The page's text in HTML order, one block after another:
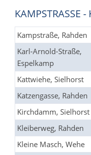
KAMPSTRASSE -
Kampstraße, Rahden
Karl-Arnold-Straße,
Espelkamp
Kattwiehe, Sielhorst
Katzengasse, Rahden
Kirchdamm, Sielhorst
Kleiberweg, Rahden
Kleine Masch, Wehe